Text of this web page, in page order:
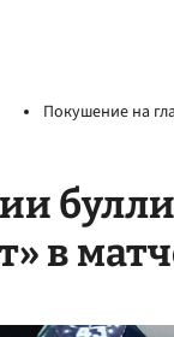
Покушение на
в